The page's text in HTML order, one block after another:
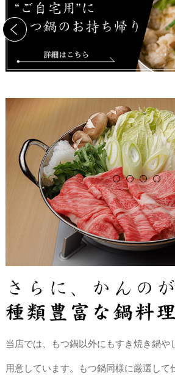
こだわり抜いた純国産の醤油をベースに
甘味が際立つ味。 ついつい飲み干して
当店では、もつ鍋以外にもすき焼き鍋や
用意しています。もつ鍋同様に厳選して